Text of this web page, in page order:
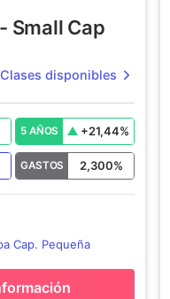
Small Cap
Clases disponibles
5 AÑOS +21,44%
GASTOS 2,300%
Cap. Pequeña